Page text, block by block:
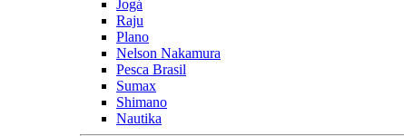
Jogá
Raju
Plano
Nelson Nakamura
Pesca Brasil
Sumax
Shimano
Nautika